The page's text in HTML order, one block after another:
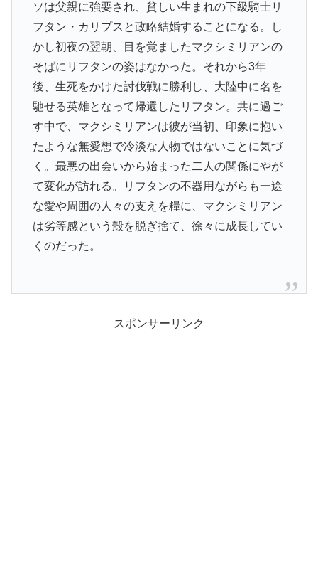
ソは父親に強要され、貧しい生まれの下級騎士リ
フタン・カリプスと政略結婚することになる。し
かし初夜の翌朝、目を覚ましたマクシミリアンの
そばにリフタンの姿はなかった。それから3年
後、生死をかけた討伐戦に勝利し、大陸中に名を
馳せる英雄となって帰還したリフタン。共に過ご
す中で、マクシミリアンは彼が当初、印象に抱い
たような無愛想で冷淡な人物ではないことに気づ
く。最悪の出会いから始まった二人の関係にやが
て変化が訪れる。リフタンの不器用ながらも一途
な愛や周囲の人々の支えを糧に、マクシミリアン
は劣等感という殻を脱ぎ捨て、徐々に成長してい
くのだった。
スポンサーリンク